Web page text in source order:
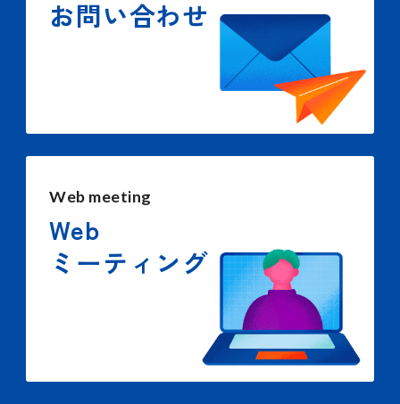
お問い合わせ
Web meeting
Web
ミーティング